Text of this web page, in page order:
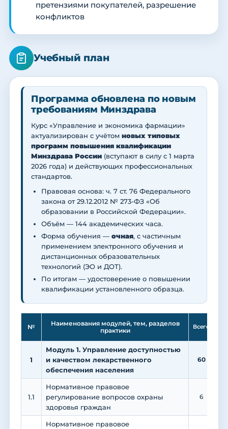
претензиями покупателей, разрешение
конфликтов
Учебный план
Программа обновлена по новым
требованиям Минздрава
Курс «Управление и экономика фармации»
актуализирован с учётом новых типовых
программ повышения квалификации
Минздрава России (вступают в силу с 1 марта
2026 года) и действующих профессиональных
стандартов.
Правовая основа: ч. 7 ст. 76 Федерального
закона от 29.12.2012 № 273-ФЗ «Об
образовании в Российской Федерации».
Объём — 144 академических часа.
Форма обучения — очная, с частичным
применением электронного обучения и
дистанционных образовательных
технологий (ЭО и ДОТ).
По итогам — удостоверение о повышении
квалификации установленного образца.
№
Наименования модулей, тем, разделов
практики
Всего
1
Модуль 1. Управление доступностью
и качеством лекарственного
обеспечения населения
60
1.1
Нормативное правовое
регулирование вопросов охраны
здоровья граждан
6
Нормативное правовое